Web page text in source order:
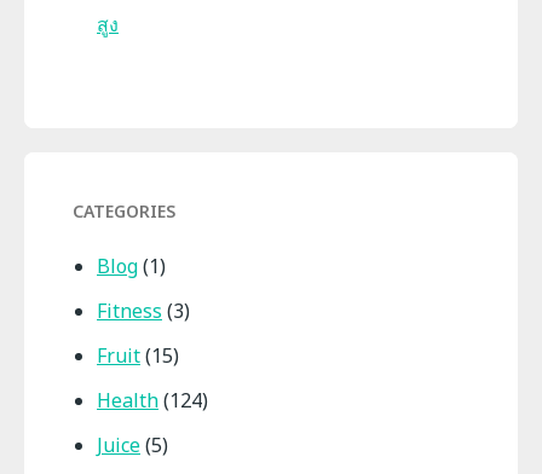
สูง
CATEGORIES
Blog(1)
Fitness (3)
Fruit(15)
Health(124)
Juice(5)